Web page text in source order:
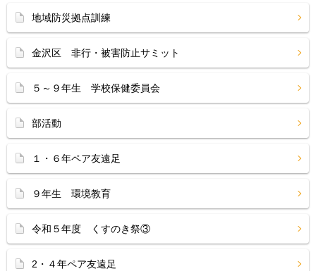
地域防災拠点訓練
金沢区 非行・被害防止サミット
５～９年生 学校保健委員会
部活動
１・６年ペア友遠足
９年生 環境教育
令和５年度 くすのき祭③
2・４年ペア友遠足